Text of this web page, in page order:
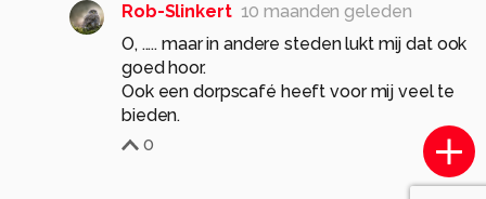
Rob-Slinkert 10 maanden geleden
O, ..... maar in andere steden lukt mij dat ook
goed hoor.
Ook een dorpscafé heeft voor mij veel te
bieden.
0